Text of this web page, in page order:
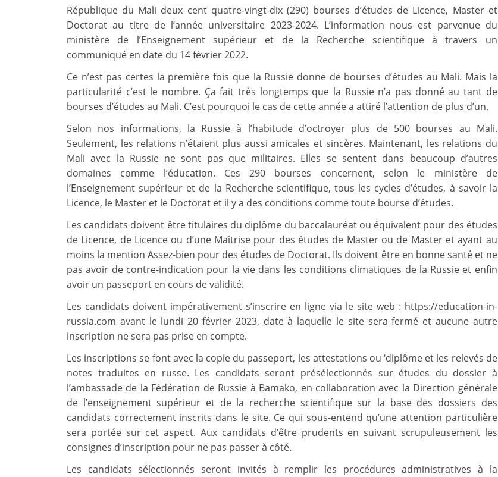
République du Mali deux cent quatre-vingt-dix (290) bourses d’études de Licence, Master et
Doctorat au titre de l’année universitaire 2023-2024. L’information nous est parvenue du
ministère de l’Enseignement supérieur et de la Recherche scientifique à travers un
communiqué en date du 14 février 2022.
Ce n’est pas certes la première fois que la Russie donne de bourses d’études au Mali. Mais la
particularité c’est le nombre. Ça fait très longtemps que la Russie n’a pas donné au tant de
bourses d’études au Mali. C’est pourquoi le cas de cette année a attiré l’attention de plus d’un.
Selon nos informations, la Russie à l’habitude d’octroyer plus de 500 bourses au Mali.
Seulement, les relations n’étaient plus aussi amicales et sincères. Maintenant, les relations du
Mali avec la Russie ne sont pas que militaires. Elles se sentent dans beaucoup d’autres
domaines comme l’éducation. Ces 290 bourses concernent, selon le ministère de
l’Enseignement supérieur et de la Recherche scientifique, tous les cycles d’études, à savoir la
Licence, le Master et le Doctorat et il y a des conditions comme toute bourse d’études.
Les candidats doivent être titulaires du diplôme du baccalauréat ou équivalent pour des études
de Licence, de Licence ou d’une Maîtrise pour des études de Master ou de Master et ayant au
moins la mention Assez-bien pour des études de Doctorat. Ils doivent être en bonne santé et ne
pas avoir de contre-indication pour la vie dans les conditions climatiques de la Russie et enfin
avoir un passeport en cours de validité.
Les candidats doivent impérativement s’inscrire en ligne via le site web : https://education-in-
russia.com avant le lundi 20 février 2023, date à laquelle le site sera fermé et aucune autre
inscription ne sera pas prise en compte.
Les inscriptions se font avec la copie du passeport, les attestations ou ‘diplôme et les relevés de
notes traduites en russe. Les candidats seront présélectionnés sur études du dossier à
l’ambassade de la Fédération de Russie à Bamako, en collaboration avec la Direction générale
de l’enseignement supérieur et de la recherche scientifique sur la base des dossiers des
candidats correctement inscrits dans le site. Ce qui sous-entend qu’une attention particulière
sera portée sur cet aspect. Aux candidats d’être prudents en suivant scrupuleusement les
consignes d’inscription pour ne pas passer à côté.
Les candidats sélectionnés seront invités à remplir les procédures administratives à la